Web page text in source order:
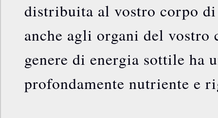
distribuita al vostro corpo
anche agli organi del vostro
genere di energia sottile ha
profondamente nutriente e